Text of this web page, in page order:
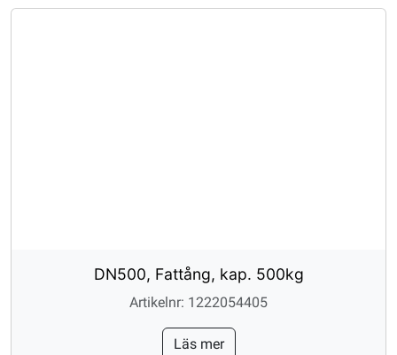
DN500, Fattång, kap. 500kg
Artikelnr: 1222054405
Läs mer